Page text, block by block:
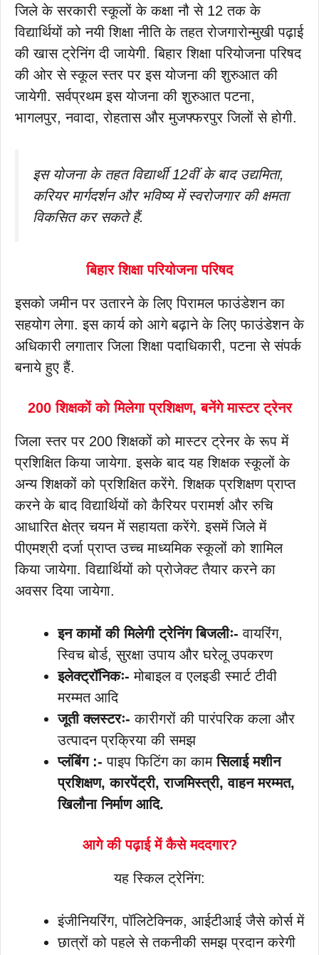
जिले के सरकारी स्कूलों के कक्षा नौ से 12 तक के
विद्यार्थियों को नयी शिक्षा नीति के तहत रोजगारोन्मुखी पढ़ाई
की खास ट्रेनिंग दी जायेगी. बिहार शिक्षा परियोजना परिषद
की ओर से स्कूल स्तर पर इस योजना की शुरुआत की
जायेगी. सर्वप्रथम इस योजना की शुरुआत पटना,
भागलपुर, नवादा, रोहतास और मुजफ्फरपुर जिलों से होगी.
इस योजना के तहत विद्यार्थी 12वीं के बाद उद्यमिता,
करियर मार्गदर्शन और भविष्य में स्वरोजगार की क्षमता
विकसित कर सकते हैं.
बिहार शिक्षा परियोजना परिषद
इसको जमीन पर उतारने के लिए पिरामल फाउंडेशन का
सहयोग लेगा. इस कार्य को आगे बढ़ाने के लिए फाउंडेशन के
अधिकारी लगातार जिला शिक्षा पदाधिकारी, पटना से संपर्क
बनाये हुए हैं.
200 शिक्षकों को मिलेगा प्रशिक्षण, बनेंगे मास्टर ट्रेनर
जिला स्तर पर 200 शिक्षकों को मास्टर ट्रेनर के रूप में
प्रशिक्षित किया जायेगा. इसके बाद यह शिक्षक स्कूलों के
अन्य शिक्षकों को प्रशिक्षित करेंगे. शिक्षक प्रशिक्षण प्राप्त
करने के बाद विद्यार्थियों को कैरियर परामर्श और रुचि
आधारित क्षेत्र चयन में सहायता करेंगे. इसमें जिले में
पीएमश्री दर्जा प्राप्त उच्च माध्यमिक स्कूलों को शामिल
किया जायेगा. विद्यार्थियों को प्रोजेक्ट तैयार करने का
अवसर दिया जायेगा.
इन कामों की मिलेगी ट्रेनिंग बिजलीः-वायरिंग,
स्विच बोर्ड, सुरक्षा उपाय और घरेलू उपकरण
इलेक्ट्रॉनिकः- मोबाइल व एलइडी स्मार्ट टीवी
मरम्मत आदि
जूती क्लस्टरः- कारीगरों की पारंपरिक कला और
उत्पादन प्रक्रिया की समझ
प्लंबिंग :- पाइप फिटिंग का कामसिलाई मशीन
प्रशिक्षण, कारपेंट्री, राजमिस्त्री, वाहन मरम्मत,
खिलौना निर्माण आदि.
आगे की पढ़ाई में कैसे मददगार?
यह स्किल ट्रेनिंग:
इंजीनियरिंग, पॉलिटेक्निक, आईटीआई जैसे कोर्स में
छात्रों को पहले से तकनीकी समझ प्रदान करेगी